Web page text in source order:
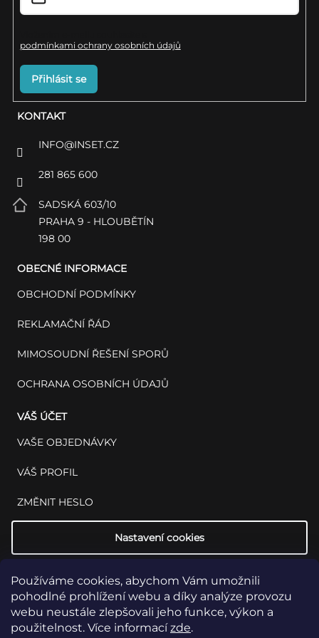
Používáme cookies, abychom Vám umožnili
pohodlné prohlížení webu a díky analýze provozu
webu neustále zlepšovali jeho funkce, výkon a
použitelnost. Více informacízde.
KONTAKT
INFO@INSET.CZ
281 865 600
SADSKÁ 603/10
PRAHA 9 - HLOUBĚTÍN
198 00
OBECNÉ INFORMACE
OBCHODNÍ PODMÍNKY
REKLAMAČNÍ ŘÁD
MIMOSOUDNÍ ŘEŠENÍ SPORŮ
OCHRANA OSOBNÍCH ÚDAJŮ
VÁŠ ÚČET
VAŠE OBJEDNÁVKY
VÁŠ PROFIL
ZMĚNIT HESLO
Nastavení cookies
podmínkami ochrany osobních údajů
Přihlásit se